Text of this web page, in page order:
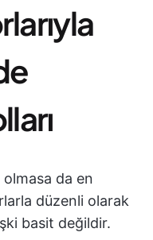
da en
düzenli olarak
basit değildir.